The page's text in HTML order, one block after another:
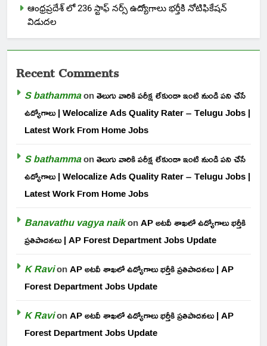
ఆంధ్రప్రదేశ్ లో 236 స్టాఫ్ నర్స్ ఉద్యోగాలు భర్తీకి నోటిఫికేషన్
విడుదల
Recent Comments
S bathammaonతెలుగు వారికి పరీక్ష లేకుండా ఇంటి నుండి పని చేసే
ఉద్యోగాలు | Welocalize Ads Quality Rater – Telugu Jobs |
Latest Work From Home Jobs
S bathammaonతెలుగు వారికి పరీక్ష లేకుండా ఇంటి నుండి పని చేసే
ఉద్యోగాలు | Welocalize Ads Quality Rater – Telugu Jobs |
Latest Work From Home Jobs
Banavathu vagya naikonAP అటవీ శాఖలో ఉద్యోగాలు భర్తీకి
ప్రతిపాదనలు | AP Forest Department Jobs Update
K RavionAP అటవీ శాఖలో ఉద్యోగాలు భర్తీకి ప్రతిపాదనలు | AP
Forest Department Jobs Update
K RavionAP అటవీ శాఖలో ఉద్యోగాలు భర్తీకి ప్రతిపాదనలు | AP
Forest Department Jobs Update